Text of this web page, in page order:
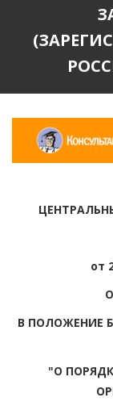
от
В ПОЛОЖЕНИЕ
"О